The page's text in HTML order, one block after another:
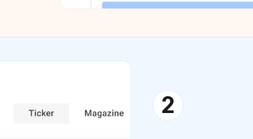
2